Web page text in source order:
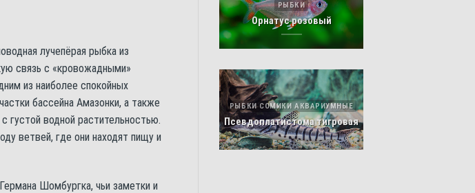
лучепёрая рыбка из
связь с «кровожадными»
из наиболее спокойных
бассейна Амазонки, а также
густой водной растительностью.
ветвей, где они находят пищу и
Шомбургка, чьи заметки и
РЫБКИ
Орнатус розовый
РЫБКИ СОМИКИ АКВАРИУМНЫЕ
Псевдоплатистома тигровая